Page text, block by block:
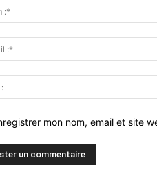
mon nom, email et site